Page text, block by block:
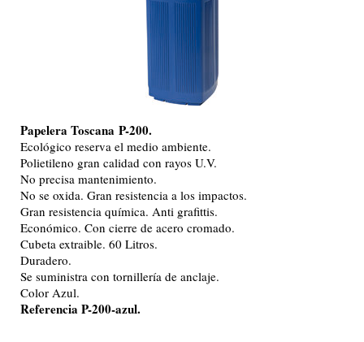
Papelera Toscana P-200.
Ecológico reserva el medio ambiente.
Polietileno gran calidad con rayos U.V.
No precisa mantenimiento.
No se oxida. Gran resistencia a los impactos.
Gran resistencia química. Anti grafittis.
Económico. Con cierre de acero cromado.
Cubeta extraible. 60 Litros.
Duradero.
Se suministra con tornillería de anclaje.
Color Azul.
Referencia P-200-azul.